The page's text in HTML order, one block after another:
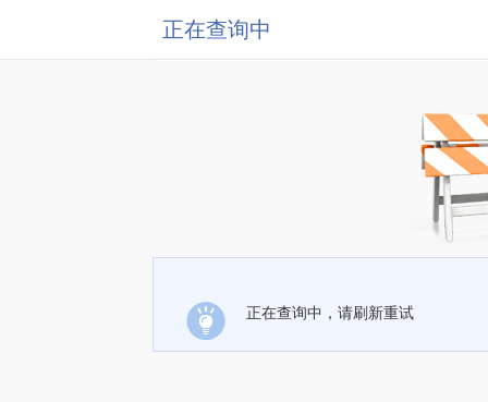
正在查询中
正在查询中，请刷新重试